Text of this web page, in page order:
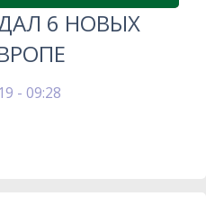
6 НОВЫХ
- 09:28